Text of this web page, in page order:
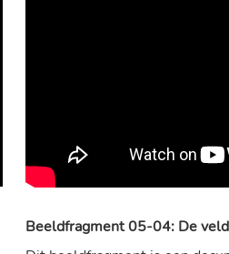
Beeldfragment 05-04: De